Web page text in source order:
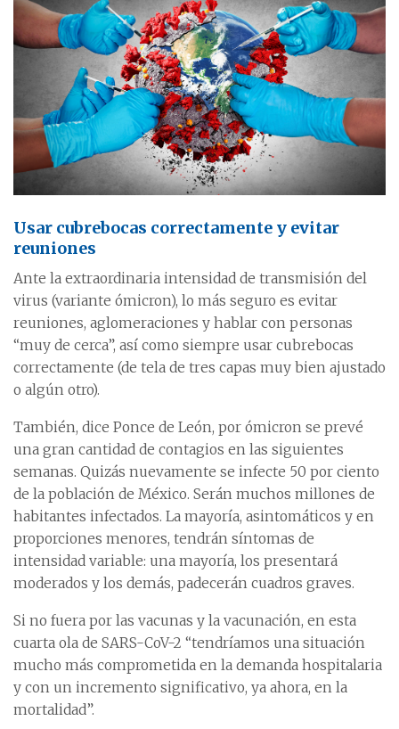
Usar cubrebocas correctamente y evitar
reuniones
Ante la extraordinaria intensidad de transmisión del
virus (variante ómicron), lo más seguro es evitar
reuniones, aglomeraciones y hablar con personas
“muy de cerca”, así como siempre usar cubrebocas
correctamente (de tela de tres capas muy bien ajustado
o algún otro).
También, dice Ponce de León, por ómicron se prevé
una gran cantidad de contagios en las siguientes
semanas. Quizás nuevamente se infecte 50 por ciento
de la población de México. Serán muchos millones de
habitantes infectados. La mayoría, asintomáticos y en
proporciones menores, tendrán síntomas de
intensidad variable: una mayoría, los presentará
moderados y los demás, padecerán cuadros graves.
Si no fuera por las vacunas y la vacunación, en esta
cuarta ola de SARS-CoV-2 “tendríamos una situación
mucho más comprometida en la demanda hospitalaria
y con un incremento significativo, ya ahora, en la
mortalidad”.